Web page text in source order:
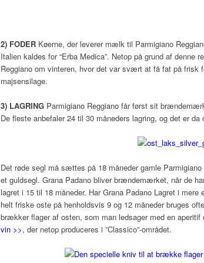
2) FODER Køerne, der leverer mælk til Parmigiano
Italien kaldes for “Erba Medica”. Netop på grund af denne
Reggiano om vinteren, hvor det var svært at få fat på frisk
majsensilage.
3) LAGRING Parmigiano Reggiano får først sit
De fleste anbefaler 24 til 30 måneders lagring, og det er
Det røde segl må sættes på 18 måneder gamle
et guldsegl. Grana Padano bliver brændemærket, når de
lagret i 15 til 18 måneder. Har Grana Padano Lagret i
helt friske oste på henholdsvis 9 og 12 måneder bruges
brækker flager af osten, som man ledsager med en aperitif
vin >>, der netop produceres i ”Classico”-området.